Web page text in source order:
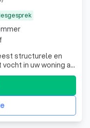
structurele en
in uw woning af
koker.
vindt er een